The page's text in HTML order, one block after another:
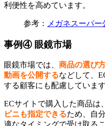
利便性を高めています。
参考： メガネスーパー
事例④ 眼鏡市場
眼鏡市場では、 商品の選び
動画を公開するなどして、
する顧客にも配慮しています
ECサイトで購入した商品は、
ビニも指定できるため、自